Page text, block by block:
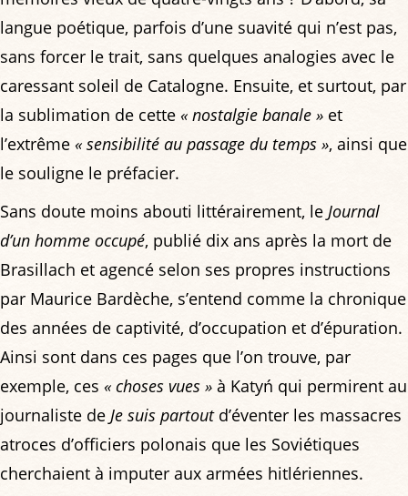
langue poétique, parfois d’une suavité qui n’est pas,
sans forcer le trait, sans quelques analogies avec le
caressant soleil de Catalogne. Ensuite, et surtout, par
la sublimation de cette « nostalgie banale » et
l’extrême « sensibilité au passage du temps », ainsi que
le souligne le préfacier.
Sans doute moins abouti littérairement, le Journal
d’un homme occupé, publié dix ans après la mort de
Brasillach et agencé selon ses propres instructions
par Maurice Bardèche, s’entend comme la chronique
des années de captivité, d’occupation et d’épuration.
Ainsi sont dans ces pages que l’on trouve, par
exemple, ces « choses vues » à Katyń qui permirent au
journaliste de Je suis partoutd’éventer les massacres
atroces d’officiers polonais que les Soviétiques
cherchaient à imputer aux armées hitlériennes.